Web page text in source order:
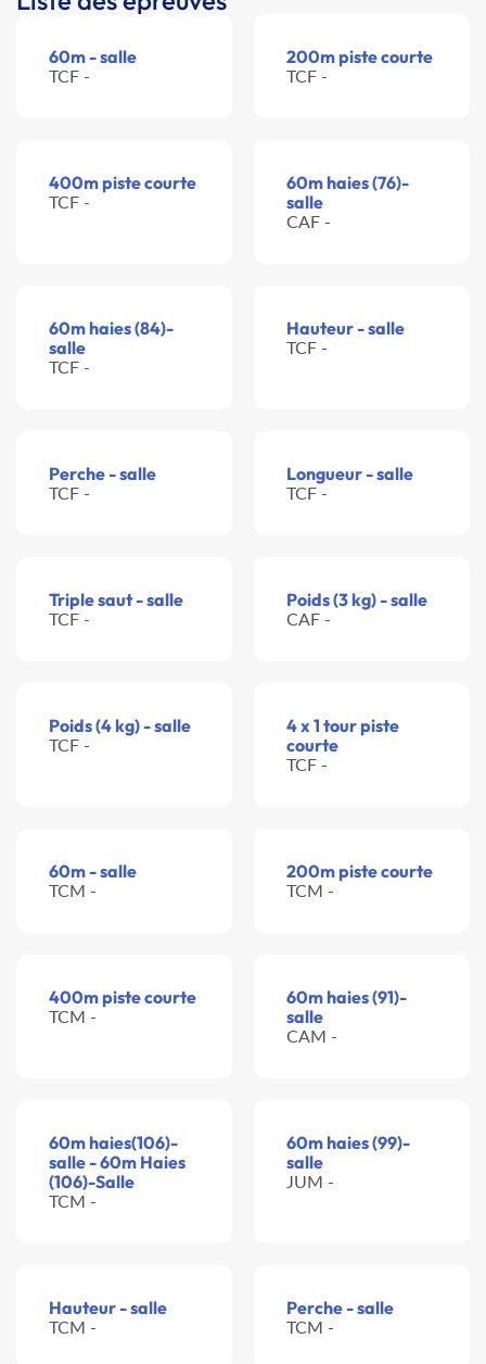
60m - salle
TCF -
200m piste courte
TCF -
400m piste courte
TCF -
60m haies (76)-
salle
CAF -
60m haies (84)-
salle
TCF -
Hauteur - salle
TCF -
Perche - salle
TCF -
Longueur - salle
TCF -
Triple saut - salle
TCF -
Poids (3 kg) - salle
CAF -
Poids (4 kg) - salle
TCF -
4 x 1 tour piste
courte
TCF -
60m - salle
TCM -
200m piste courte
TCM -
400m piste courte
TCM -
60m haies (91)-
salle
CAM -
60m haies(106)-
salle - 60m Haies
(106)-Salle
TCM -
60m haies (99)-
salle
JUM -
Hauteur - salle
TCM -
Perche - salle
TCM -